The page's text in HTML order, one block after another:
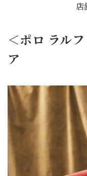
店
＜ポロ ラル
ア